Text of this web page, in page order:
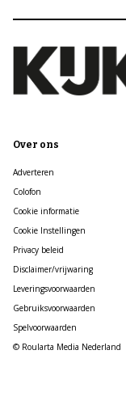
Over ons
Adverteren
Colofon
Cookie informatie
Cookie Instellingen
Privacy beleid
Disclaimer/vrijwaring
Leveringsvoorwaarden
Gebruiksvoorwaarden
Spelvoorwaarden
© Roularta Media Nederland